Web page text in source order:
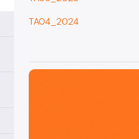
TA04_2024
São Paulo, cidade